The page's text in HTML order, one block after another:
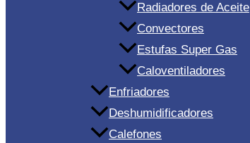
Radiadores de Aceite
Convectores
Estufas Super Gas
Caloventiladores
Enfriadores
Deshumidificadores
Calefones